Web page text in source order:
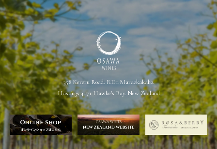
358 Kereru Road. RD1.Maraekakaho.
Hastings 4171 Hawke's Bay. New Zealand